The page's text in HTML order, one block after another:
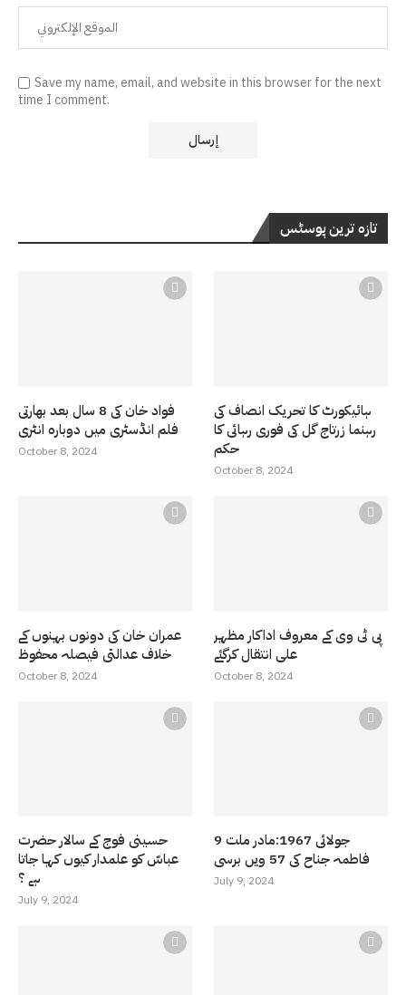
Save my name, email, and website in this browser for the next
time I comment.
تازہ ترین پوسٹس
فواد خان کی 8 سال بعد بھارتی
فلم انڈسٹری میں دوبارہ انٹری
October 8, 2024
ہائیکورٹ کا تحریک انصاف کی
رہنما زرتاج گل کی فوری رہائی کا
حکم
October 8, 2024
عمران خان کی دونوں بہنوں کے
خلاف عدالتی فیصلہ محفوظ
October 8, 2024
پی ٹی وی کے معروف اداکار مظہر
علی انتقال کرگئے
October 8, 2024
حسینی فوج کے سالار حضرت
عباسّ کو علمدار کیوں کہا جاتا
ہے ؟
July 9, 2024
9 جولائی 1967:مادر ملت
فاطمہ جناح کی 57 ویں برسی
July 9, 2024